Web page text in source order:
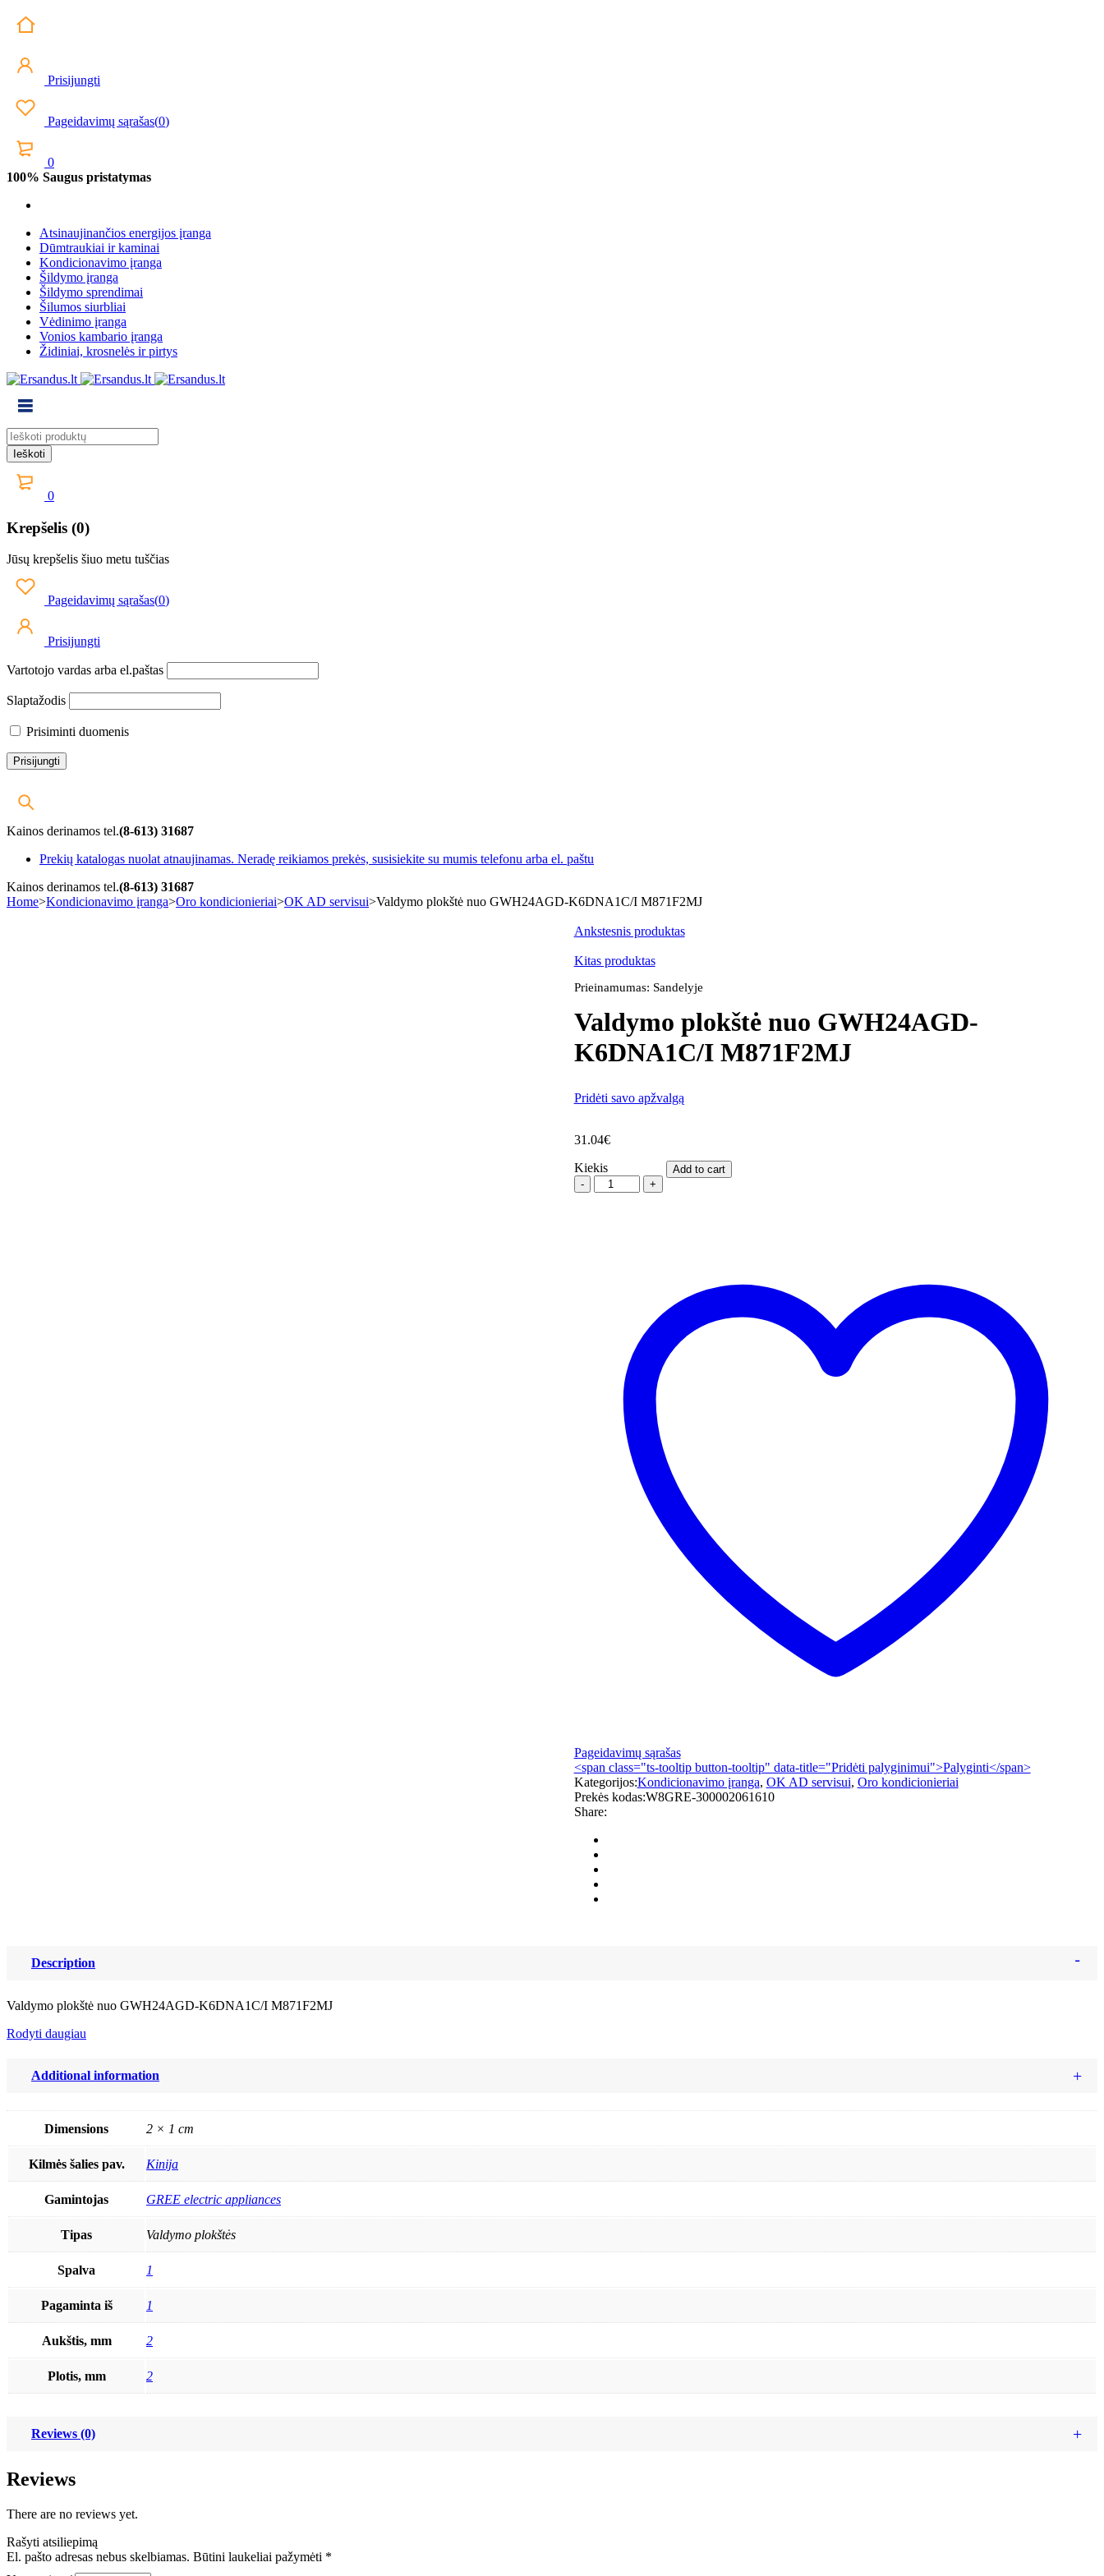
Prisijungti
Pageidavimų sąrašas(0)
0
100% Saugus pristatymas
Atsinaujinančios energijos įranga
Dūmtraukiai ir kaminai
Kondicionavimo įranga
Šildymo įranga
Šildymo sprendimai
Šilumos siurbliai
Vėdinimo įranga
Vonios kambario įranga
Židiniai, krosnelės ir pirtys
0
Krepšelis (0)
Jūsų krepšelis šiuo metu tuščias
Pageidavimų sąrašas(0)
Prisijungti
Vartotojo vardas arba el.paštas
Slaptažodis
Prisiminti duomenis
Kainos derinamos tel.(8-613) 31687
Prekių katalogas nuolat atnaujinamas. Neradę reikiamos prekės, susisiekite su mumis telefonu arba el. paštu
Kainos derinamos tel.(8-613) 31687
Home>Kondicionavimo įranga>Oro kondicionieriai>OK AD servisui>Valdymo plokštė nuo GWH24AGD-K6DNA1C/I M871F2MJ
Ankstesnis produktas
Kitas produktas
Prieinamumas: Sandelyje
Valdymo plokštė nuo GWH24AGD-
K6DNA1C/I M871F2MJ
Pridėti savo apžvalgą
31.04€
Kiekis
Valdymo
plokštė
Add to cart
Pageidavimų sąrašas
<span class="ts-tooltip button-tooltip" data-title="Pridėti palyginimui">Palyginti</span>
Kategorijos:Kondicionavimo įranga, OK AD servisui, Oro kondicionieriai
Prekės kodas:W8GRE-300002061610
Share:
Description
Valdymo plokštė nuo GWH24AGD-K6DNA1C/I M871F2MJ
Rodyti daugiau
Additional information
Dimensions 2 × 1 cm
Kilmės šalies pav. Kinija
Gamintojas GREE electric appliances
Tipas Valdymo plokštės
Spalva 1
Pagaminta iš 1
Aukštis, mm 2
Plotis, mm 2
Reviews (0)
Reviews
There are no reviews yet.
Rašyti atsiliepimą
El. pašto adresas nebus skelbiamas. Būtini laukeliai pažymėti *